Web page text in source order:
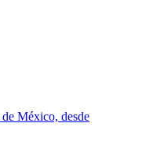
México, desde